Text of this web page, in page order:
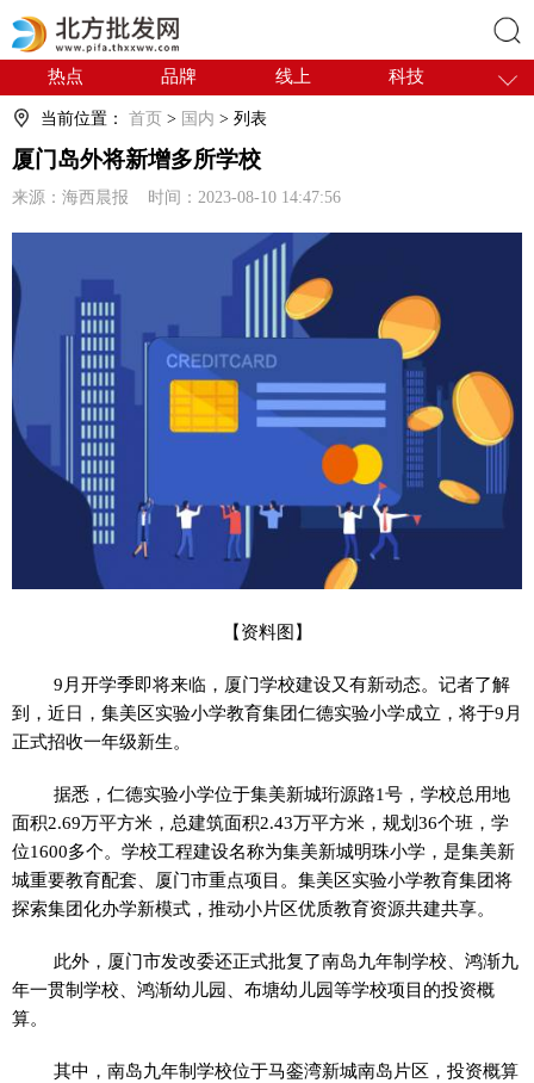
搜索
热点 品牌 线上
科技
干货
电商
会展
国内
当前位置： 首页 > 国内 > 列表
厦门岛外将新增多所学校
来源：海西晨报 时间：2023-08-10 14:47:56
【资料图】
9月开学季即将来临，厦门学校建设又有新动态。记者了解
到，近日，集美区实验小学教育集团仁德实验小学成立，将于9月
正式招收一年级新生。
据悉，仁德实验小学位于集美新城珩源路1号，学校总用地
面积2.69万平方米，总建筑面积2.43万平方米，规划36个班，学
位1600多个。学校工程建设名称为集美新城明珠小学，是集美新
城重要教育配套、厦门市重点项目。集美区实验小学教育集团将
探索集团化办学新模式，推动小片区优质教育资源共建共享。
此外，厦门市发改委还正式批复了南岛九年制学校、鸿渐九
年一贯制学校、鸿渐幼儿园、布塘幼儿园等学校项目的投资概
算。
其中，南岛九年制学校位于马銮湾新城南岛片区，投资概算